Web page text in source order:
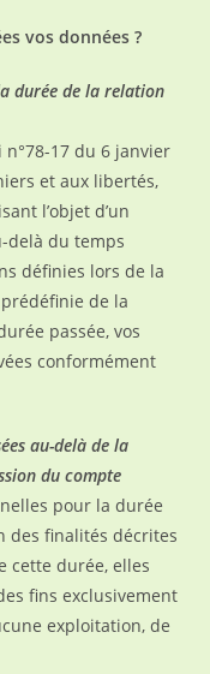
vos données ?
durée de la relation
n°78-17 du 6 janvier
et aux libertés,
l’objet d’un
delà du temps
définies lors de la
de la
passée, vos
conformément
au-delà de la
du compte
pour la durée
des finalités décrites
cette durée, elles
fins exclusivement
exploitation, de